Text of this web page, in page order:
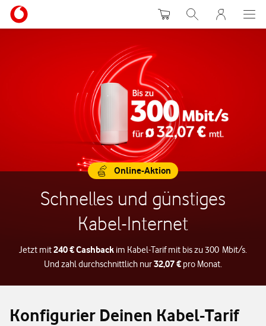
WarenkorbSuche MeinVodafone
Online-Aktion
Schnelles und günstiges
Kabel-Internet
Jetzt mit240 € Cashback im Kabel-Tarif mit bis zu 300 Mbit/s.
Und zahl durchschnittlich nur32,07 € pro Monat.
Konfigurier Deinen Kabel-Tarif